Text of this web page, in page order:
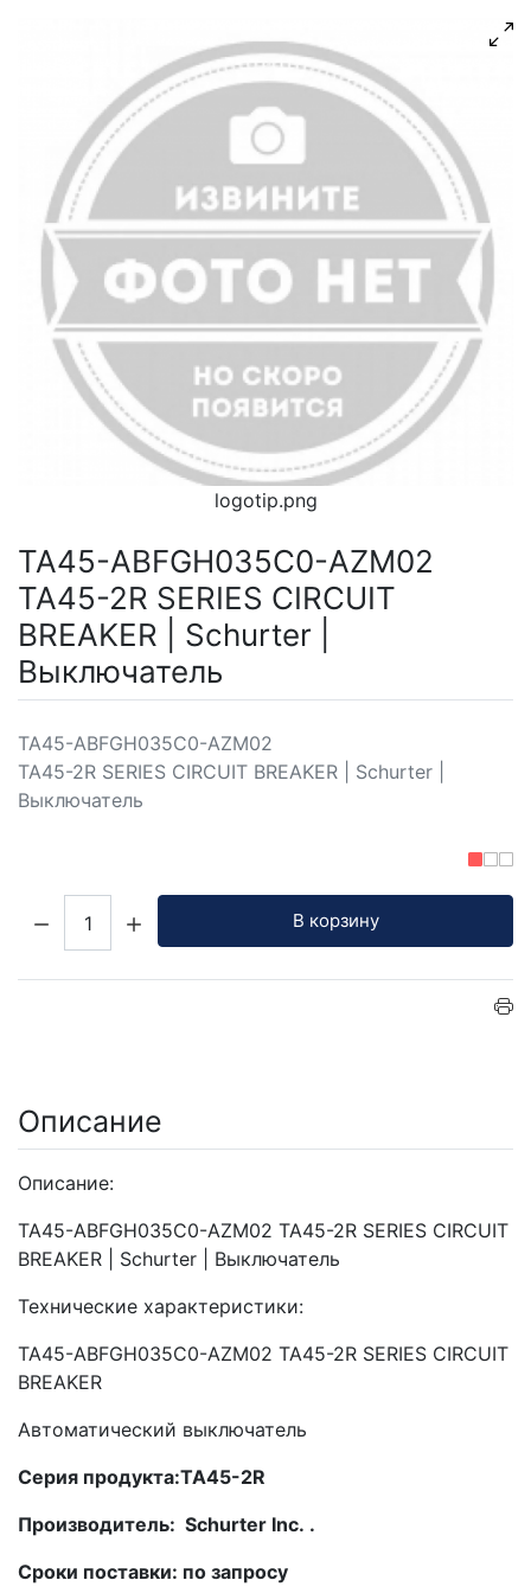
logotip.png
TA45-ABFGH035C0-AZM02
TA45-2R SERIES CIRCUIT
BREAKER | Schurter |
Выключатель
TA45-ABFGH035C0-AZM02
TA45-2R SERIES CIRCUIT BREAKER | Schurter |
Выключатель
В корзину
Описание
Описание:
TA45-ABFGH035C0-AZM02 TA45-2R SERIES CIRCUIT
BREAKER | Schurter | Выключатель
Технические характеристики:
TA45-ABFGH035C0-AZM02 TA45-2R SERIES CIRCUIT
BREAKER
Автоматический выключатель
Серия продукта:TA45-2R
Производитель: Schurter Inc. .
Сроки поставки: по запросу